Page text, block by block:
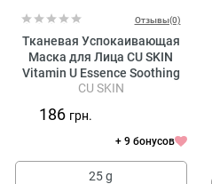
Отзывы(0)
Тканевая Успокаивающая
Маска для Лица CU SKIN
Vitamin U Essence Soothing
Mask
CU SKIN
186 грн.
+ 9 бонусов
25 g